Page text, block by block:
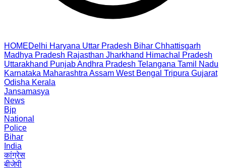
HOMEDelhi Haryana Uttar Pradesh Bihar Chhattisgarh
Madhya Pradesh Rajasthan Jharkhand Himachal Pradesh
Uttarakhand PunjabAndhra Pradesh Telangana Tamil Nadu
Karnataka Maharashtra Assam West Bengal Tripura Gujarat
Odisha Kerala
Jansamasya
News
Bjp
National
Police
Bihar
India
कांग्रेस
बीजेपी